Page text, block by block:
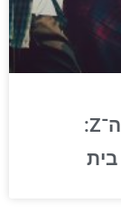
בין דור ה־X, דור המילניום ודור ה־Z: